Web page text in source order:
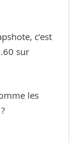
c’est
sur
les